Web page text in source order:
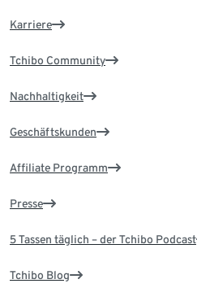
Karriere
Tchibo Community
Nachhaltigkeit
Geschäftskunden
Affiliate Programm
Presse
5 Tassen täglich – der Tchibo Podcast
Tchibo Blog